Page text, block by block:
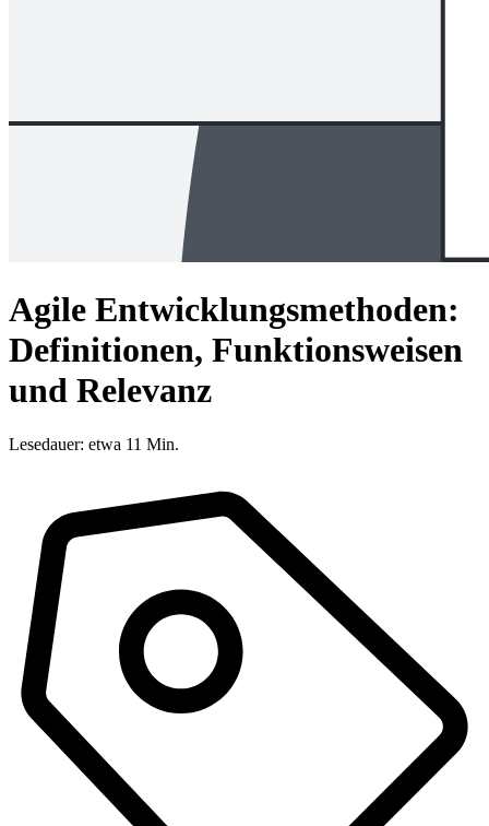
Agile Entwicklungsmethoden:
Definitionen, Funktionsweisen
und Relevanz
Lesedauer: etwa 11 Min.